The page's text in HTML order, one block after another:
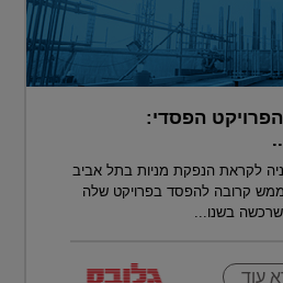
הפסדי:
לקראת הנפקת מניות בתל אביב
קרובה להפסד בפרויקט שלה
שרכשה בשנו...
עוד